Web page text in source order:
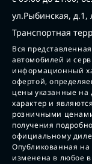
ул.Рыбинская, д.1,
Транспортная
Вся
автомобилей и
информационный
офертой,
цены указанные
характер и
розничными
получения
официальному
Опубликованная
изменена в любое